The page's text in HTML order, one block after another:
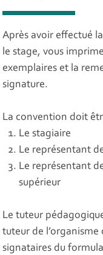
Après avoir effectué
le stage, vous
exemplaires et la
signature.
La convention doit
Le stagiaire
Le représentant
Le représentant
supérieur
Le tuteur
tuteur de l’organisme
signataires du